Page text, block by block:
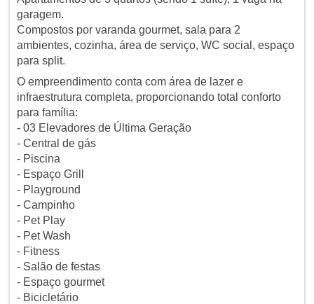
garagem.
Compostos por varanda gourmet, sala para 2
ambientes, cozinha, área de serviço, WC social, espaço
para split.
O empreendimento conta com área de lazer e
infraestrutura completa, proporcionando total conforto
para família:
- 03 Elevadores de Última Geração
- Central de gás
- Piscina
- Espaço Grill
- Playground
- Campinho
- Pet Play
- Pet Wash
- Fitness
- Salão de festas
- Espaço gourmet
- Bicicletário